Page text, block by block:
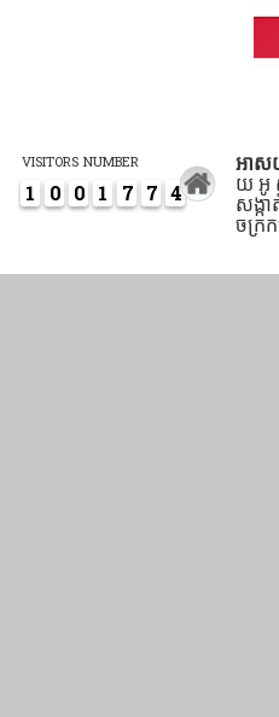
VISITORS NUMBER
1 0 0 1 7 7 4
អាស
យ អូ
សង្ក
ចក្រក